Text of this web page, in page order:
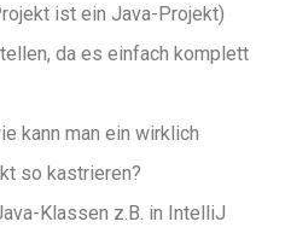
ist ein Java-Projekt)
da es einfach komplett
kann man ein wirklich
so kastrieren?
Klassen z.B. in IntelliJ